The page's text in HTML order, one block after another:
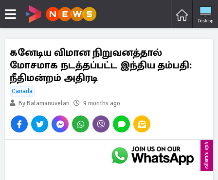
Desktop
கனேடிய விமான நிறுவனத்தால்
மோசமாக நடத்தப்பட்ட இந்திய தம்பதி:
நீதிமன்றம் அதிரடி
Canada
By Balamanuvelan
9 months ago
விளம்பரம்